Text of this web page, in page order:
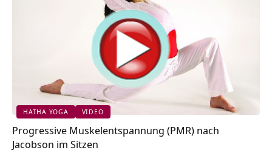
HATHA YOGA VIDEO
Progressive Muskelentspannung (PMR) nach
Jacobson im Sitzen